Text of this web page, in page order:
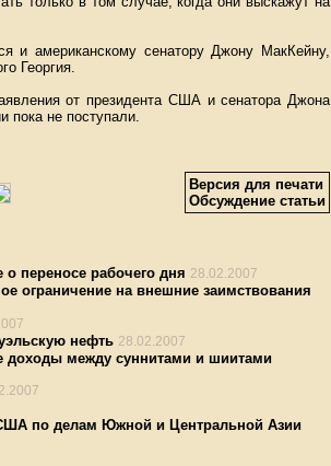
и американскому сенатору Джону МакКейну,
Георгия.
от президента США и сенатора Джона
пока не поступали.
Версия для печати
Обсуждение статьи
переносе рабочего дня 28.02.2007
ограничение на внешние заимствования
нефть 28.02.2007
доходы между суннитами и шиитами
по делам Южной и Центральной Азии